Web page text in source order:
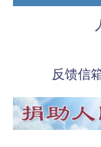
反馈信